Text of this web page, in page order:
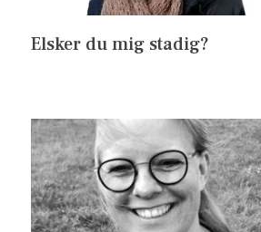
Elsker du mig stadig?